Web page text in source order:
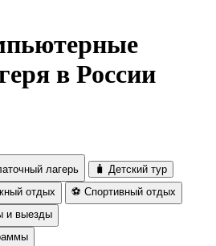
в России
лагерь
🧳 Детский тур
отдых
⚽ Спортивный отдых
и выезды